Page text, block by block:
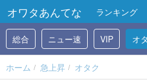
オワタあんてな ランキング
総合 ニュー速 VIP オ
ホーム 急上昇 オタク